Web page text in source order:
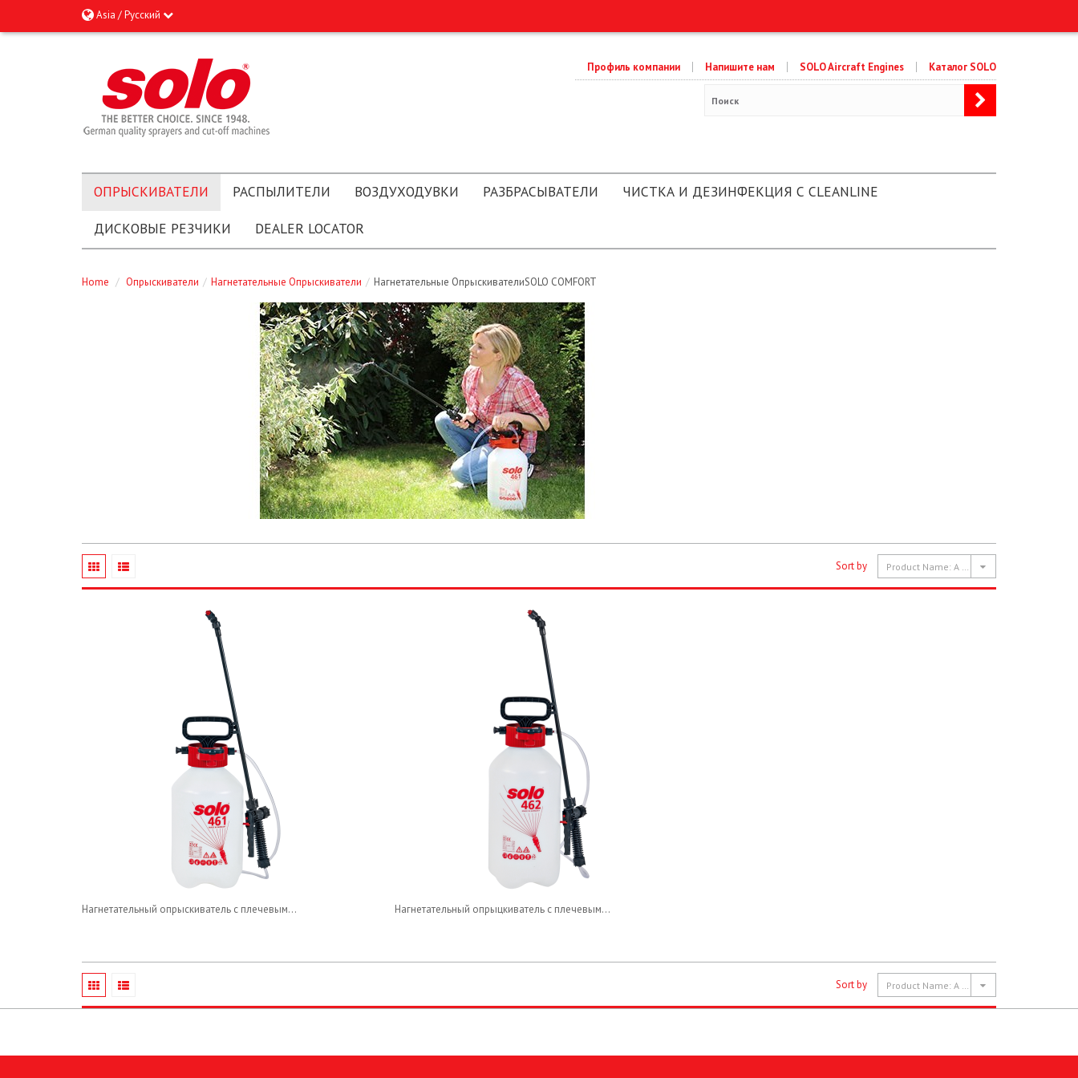
Asia / Русский
Профиль компании Напишите нам SOLO Aircraft Engines Каталог SOLO
ОПРЫСКИВАТЕЛИ РАСПЫЛИТЕЛИ ВОЗДУХОДУВКИ РАЗБРАСЫВАТЕЛИ
ЧИСТКА И ДЕЗИНФЕКЦИЯ С CLEANLINE
ДИСКОВЫЕ РЕЗЧИКИ
DEALER LOCATOR
Home / Опрыскиватели / Нагнетательные Опрыскиватели / Нагнетательные ОпрыскивателиSOLO COMFORT
Sort by Product Name: A to Z
Нагнетательный опрыскиватель с плечевым... Нагнетательный опрыцкиватель с плечевым...
Sort by Product Name: A to Z